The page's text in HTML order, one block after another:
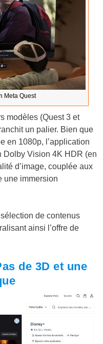
Meta Quest
modèles (Quest 3 et
un palier. Bien que
en 1080p, l’application
Dolby Vision 4K HDR (en
d’image, couplée aux
une immersion
de contenus
ainsi l’offre de
de 3D et une